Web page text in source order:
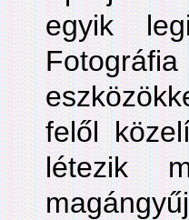
egyik
felől
létezik